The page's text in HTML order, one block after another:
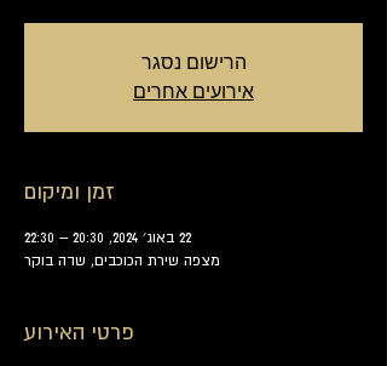
הרישום נסגר
אירועים אחרים
זמן ומיקום
22 באוג׳ 2024, 20:30 – 22:30
מצפה שירת הכוכבים, שדה בוקר
פרטי האירוע